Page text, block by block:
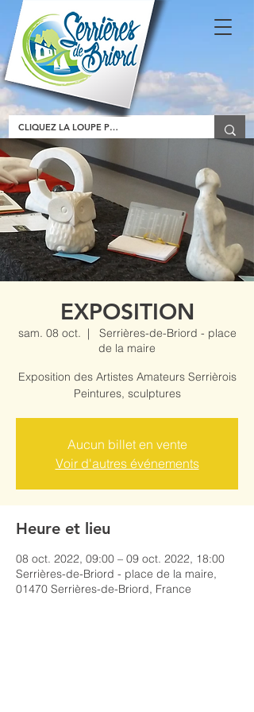
EXPOSITION
sam. 08 oct.
  |
Serrières-de-Briord - place
de la maire
Exposition des Artistes Amateurs Serrièrois
Peintures, sculptures
Aucun billet en vente
Voir d'autres événements
Heure et lieu
08 oct. 2022, 09:00 – 09 oct. 2022, 18:00
Serrières-de-Briord - place de la maire,
01470 Serrières-de-Briord, France